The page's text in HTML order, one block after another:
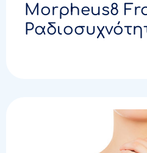
ΜΗ ΕΠΕΜΒΑΤΙΚΕΣ,ΠΟΔΙΑ
Morpheus8